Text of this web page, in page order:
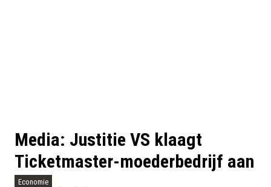
Media: Justitie VS klaagt
Ticketmaster-moederbedrijf aan
Economie